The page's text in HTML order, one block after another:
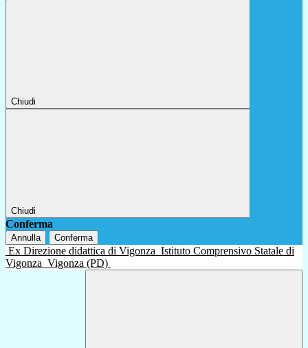
Chiudi
Chiudi
Conferma
Annulla Conferma
Ex Direzione didattica di Vigonza Istituto Comprensivo Statale di
Vigonza Vigonza (PD)